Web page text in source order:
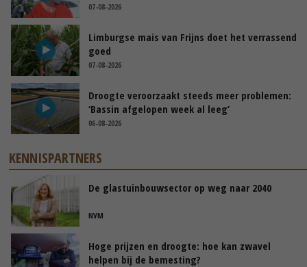
07-08-2026
Limburgse mais van Frijns doet het verrassend
goed
07-08-2026
Droogte veroorzaakt steeds meer problemen:
‘Bassin afgelopen week al leeg’
06-08-2026
KENNISPARTNERS
De glastuinbouwsector op weg naar 2040
NVM
Hoge prijzen en droogte: hoe kan zwavel
helpen bij de bemesting?